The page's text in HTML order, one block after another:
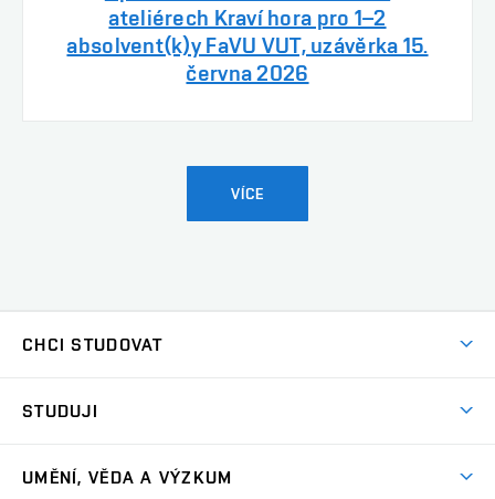
ateliérech Kraví hora pro 1–2
absolvent(k)y FaVU VUT, uzávěrka 15.
června 2026
VÍCE
CHCI STUDOVAT
Přijímačky
STUDUJI
UMĚNÍ, VĚDA A VÝZKUM